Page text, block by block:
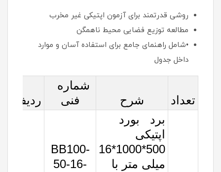
روشی قدرتمند برای آزمون اپتیکی غیر مخرب
مطالعه توزیع فضایی محیط ناهمگن
•شامل راهنمای جامع برای استفاده آسان و موارد
داخل جدول
تعداد شرح
شماره
فنی
ردیف
برد بورد
اپتیکی
500*1000*16
میلی متر با
BB100-
50-16-